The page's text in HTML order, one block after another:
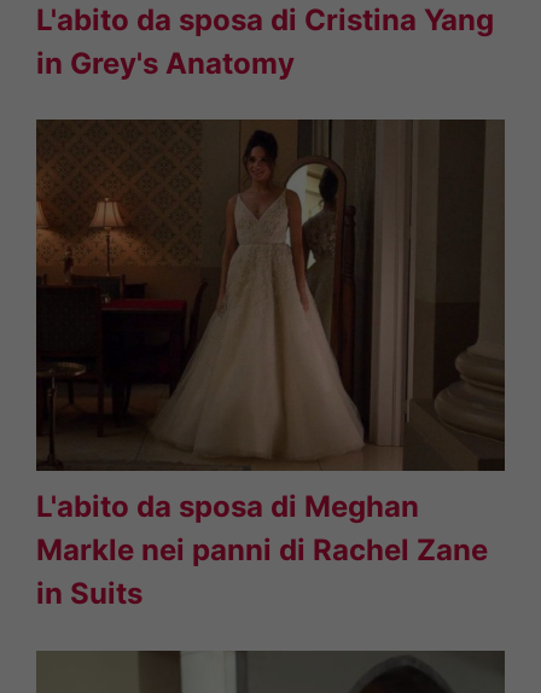
L'abito da sposa di Cristina Yang
in Grey's Anatomy
L'abito da sposa di Meghan
Markle nei panni di Rachel Zane
in Suits